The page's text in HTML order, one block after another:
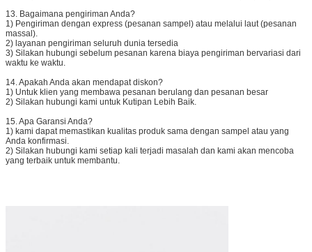
13. Bagaimana pengiriman Anda?
1) Pengiriman dengan express (pesanan sampel) atau melalui laut (pesanan
massal).
2) layanan pengiriman seluruh dunia tersedia
3) Silakan hubungi sebelum pesanan karena biaya pengiriman bervariasi dari
waktu ke waktu.
14. Apakah Anda akan mendapat diskon?
1) Untuk klien yang membawa pesanan berulang dan pesanan besar
2) Silakan hubungi kami untuk Kutipan Lebih Baik.
15. Apa Garansi Anda?
1) kami dapat memastikan kualitas produk sama dengan sampel atau yang
Anda konfirmasi.
2) Silakan hubungi kami setiap kali terjadi masalah dan kami akan mencoba
yang terbaik untuk membantu.